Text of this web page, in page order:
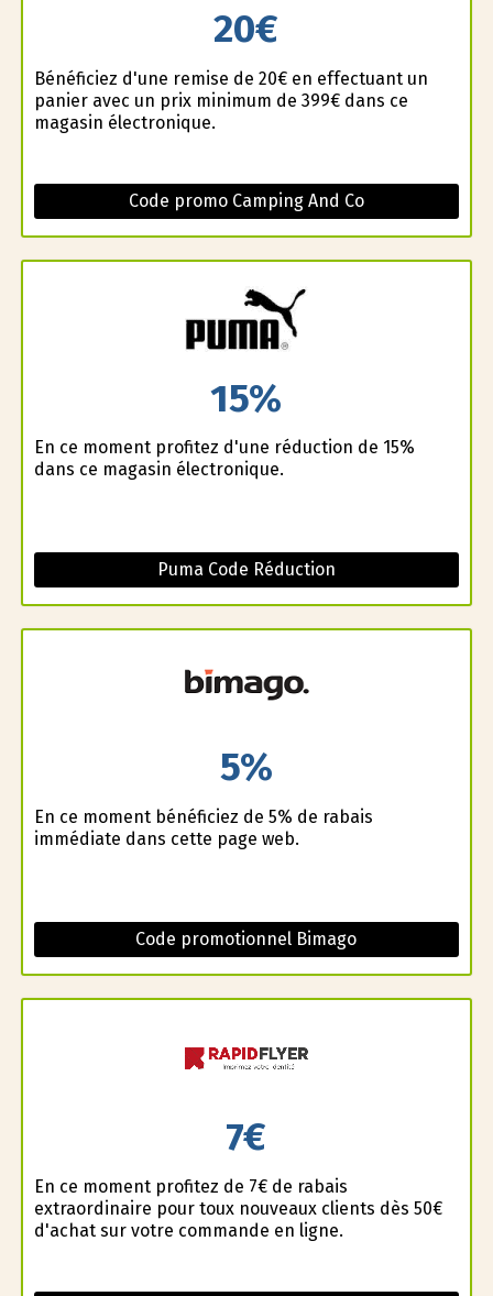
20€
Bénéficiez d'une remise de 20€ en effectuant un
panier avec un prix minimum de 399€ dans ce
magasin électronique.
Code promo Camping And Co
15%
En ce moment profitez d'une réduction de 15%
dans ce magasin électronique.
Puma Code Réduction
5%
En ce moment bénéficiez de 5% de rabais
immédiate dans cette page web.
Code promotionnel Bimago
7€
En ce moment profitez de 7€ de rabais
extraordinaire pour toux nouveaux clients dès 50€
d'achat sur votre commande en ligne.